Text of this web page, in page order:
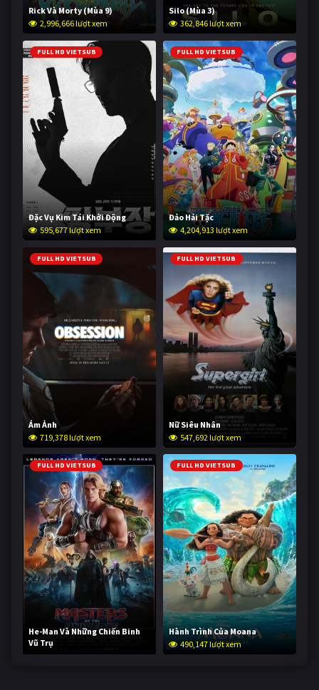
Rick Và Morty (Mùa 9)
2,996,666 lượt xem
Silo (Mùa 3)
362,846 lượt xem
FULL HD VIETSUB
Đặc Vụ Kim Tái Khởi Động
595,677 lượt xem
FULL HD VIETSUB
Đảo Hải Tặc
4,204,913 lượt xem
FULL HD VIETSUB
Ám Ảnh
719,378 lượt xem
FULL HD VIETSUB
Nữ Siêu Nhân
547,692 lượt xem
FULL HD VIETSUB
He-Man Và Những Chiến Binh
Vũ Trụ
238,743 lượt xem
FULL HD VIETSUB
Hành Trình Của Moana
490,147 lượt xem